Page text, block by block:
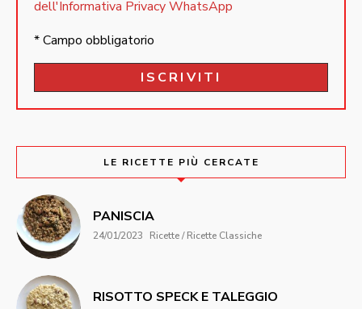
dell'Informativa Privacy WhatsApp
* Campo obbligatorio
LE RICETTE PIÙ CERCATE
PANISCIA
24/01/2023 Ricette / Ricette Classiche
RISOTTO SPECK E TALEGGIO